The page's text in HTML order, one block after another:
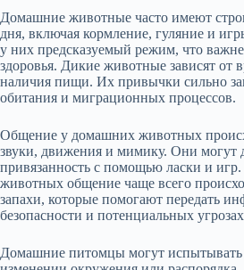
Домашние животные часто имеют
дня, включая кормление, гуляние и
у них предсказуемый режим, что
здоровья. Дикие животные зависят от
наличия пищи. Их привычки сильно
обитания и миграционных процессов.
Общение у домашних животных
звуки, движения и мимику. Они могут
привязанность с помощью ласки и
животных общение чаще всего
запахи, которые помогают передать
безопасности и потенциальных
Домашние питомцы могут испытывать